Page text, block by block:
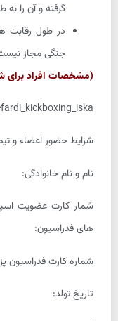
گرفته و آن را به
در طول رقابت
جنگی مجاز
(مشخصات افراد برای
شرایط حضور اعضاء و
نام و نام خانوادگی:
های فدراسیون:
شماره کارت فدراسیون
تاریخ تولد: